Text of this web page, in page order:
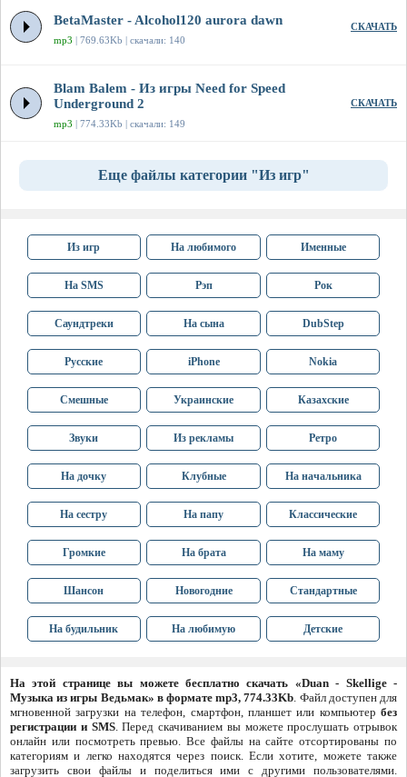
BetaMaster - Alcohol120 aurora dawn
mp3 | 769.63Kb | скачали: 140
СКАЧАТЬ
Blam Balem - Из игры Need for Speed
Underground 2
mp3 | 774.33Kb | скачали: 149
СКАЧАТЬ
Еще файлы категории "Из игр"
Из игр На любимого Именные
На SMS Рэп Рок
Саундтреки На сына DubStep
Русские iPhone Nokia
Смешные Украинские Казахские
Звуки Из рекламы Ретро
На дочку Клубные На начальника
На сестру На папу Классические
Громкие На брата На маму
Шансон Новогодние Стандартные
На будильник На любимую Детские
На этой странице вы можете бесплатно скачать «Duan - Skellige -
Музыка из игры Ведьмак» в формате mp3, 774.33Kb. Файл доступен для
мгновенной загрузки на телефон, смартфон, планшет или компьютер без
регистрации и SMS. Перед скачиванием вы можете прослушать отрывок
онлайн или посмотреть превью. Все файлы на сайте отсортированы по
категориям и легко находятся через поиск. Если хотите, можете также
загрузить свои файлы и поделиться ими с другими пользователями.